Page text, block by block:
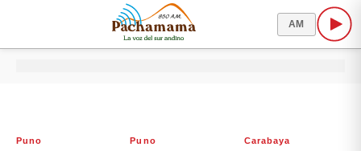
AM
Puno Puno Carabaya